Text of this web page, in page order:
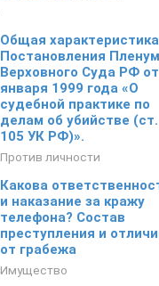
Общая характеристика
Постановления
Верховного Суда РФ
января 1999 года «О
судебной практике по
делам об убийстве (ст.
105 УК РФ)».
Против личности
Какова
и наказание за кражу
телефона? Состав
преступления и
от грабежа
Имущество